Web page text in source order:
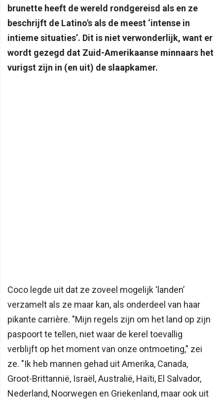
brunette heeft de wereld rondgereisd als en ze
beschrijft de Latino's als de meest ‘intense in
intieme situaties’. Dit is niet verwonderlijk, want er
wordt gezegd dat Zuid-Amerikaanse minnaars het
vurigst zijn in (en uit) de slaapkamer.
Coco legde uit dat ze zoveel mogelijk ‘landen’
verzamelt als ze maar kan, als onderdeel van haar
pikante carrière. "Mijn regels zijn om het land op zijn
paspoort te tellen, niet waar de kerel toevallig
verblijft op het moment van onze ontmoeting," zei
ze. "Ik heb mannen gehad uit Amerika, Canada,
Groot-Brittannië, Israël, Australië, Haïti, El Salvador,
Nederland, Noorwegen en Griekenland, maar ook uit